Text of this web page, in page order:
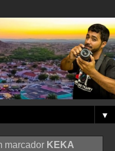
▼
marcador KEKA